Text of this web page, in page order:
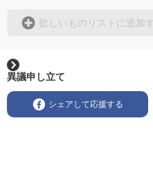
▶︎刺すように燃えるような眼
[第2作品: 通常版.小説のみ.]
＜著者＞ 凛々風 猛 -リリカゼ
日本語版: https://amzn.asia/
欲しいものリストに追加
異議申し立て
シェアして応援する